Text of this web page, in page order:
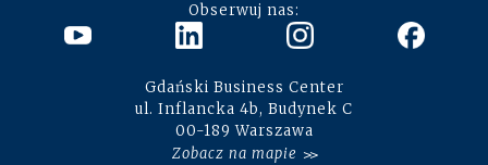
Obserwuj nas:
Gdański Business Center
ul. Inflancka 4b, Budynek C
00-189 Warszawa
Zobacz na mapie